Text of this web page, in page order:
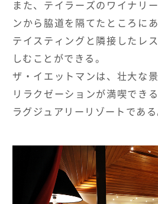
また、テイラーズのワイナリ
ンから脇道を隔てたところに
テイスティングと隣接したレ
しむことができる。
ザ・イエットマンは、壮大な
リラクゼーションが満喫でき
ラグジュアリーリゾートである